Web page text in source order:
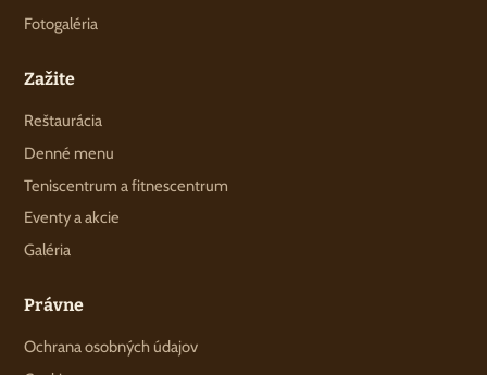
Fotogaléria
Zažite
Reštaurácia
Denné menu
Teniscentrum a fitnescentrum
Eventy a akcie
Galéria
Právne
Ochrana osobných údajov